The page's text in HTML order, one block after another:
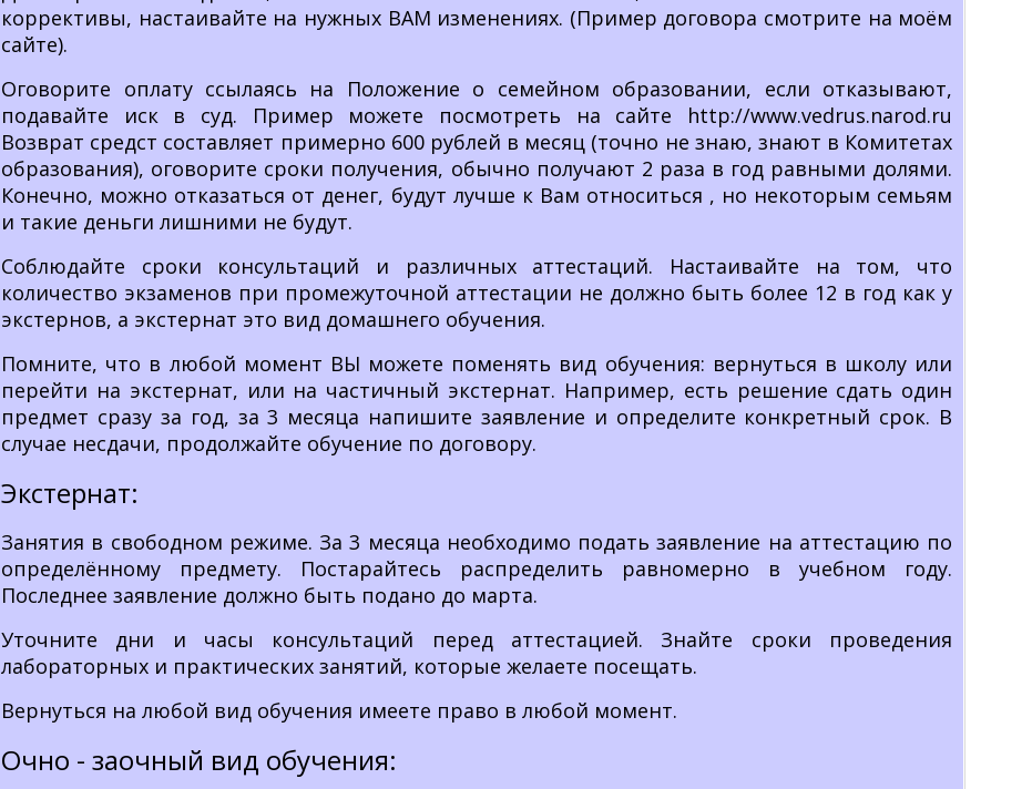
коррективы, настаивайте на нужных ВАМ изменениях. (Пример договора смотрите на моём
сайте).
Оговорите оплату ссылаясь на Положение о семейном образовании, если отказывают,
подавайте иск в суд. Пример можете посмотреть на сайте http://www.vedrus.narod.ru
Возврат средст составляет примерно 600 рублей в месяц (точно не знаю, знают в Комитетах
образования), оговорите сроки получения, обычно получают 2 раза в год равными долями.
Конечно, можно отказаться от денег, будут лучше к Вам относиться , но некоторым семьям
и такие деньги лишними не будут.
Соблюдайте сроки консультаций и различных аттестаций. Настаивайте на том, что
количество экзаменов при промежуточной аттестации не должно быть более 12 в год как у
экстернов, а экстернат это вид домашнего обучения.
Помните, что в любой момент ВЫ можете поменять вид обучения: вернуться в школу или
перейти на экстернат, или на частичный экстернат. Например, есть решение сдать один
предмет сразу за год, за 3 месяца напишите заявление и определите конкретный срок. В
случае несдачи, продолжайте обучение по договору.
Экстернат:
Занятия в свободном режиме. За 3 месяца необходимо подать заявление на аттестацию по
определённому предмету. Постарайтесь распределить равномерно в учебном году.
Последнее заявление должно быть подано до марта.
Уточните дни и часы консультаций перед аттестацией. Знайте сроки проведения
лабораторных и практических занятий, которые желаете посещать.
Вернуться на любой вид обучения имеете право в любой момент.
Очно - заочный вид обучения: